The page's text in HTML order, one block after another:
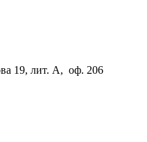
19, лит. А, оф. 206